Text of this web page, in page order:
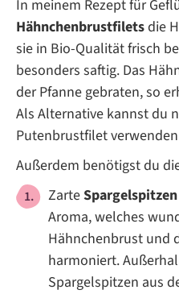
In meinem Rezept für
Hähnchenbrustfiletsdie
sie in Bio-Qualität frisch
besonders saftig. Das
der Pfanne gebraten, so
Als Alternative kannst du
Putenbrustfilet
Außerdem benötigst du
ZarteSpargelspitzen
Aroma, welches
Hähnchenbrust und
harmoniert.
Spargelspitzen aus